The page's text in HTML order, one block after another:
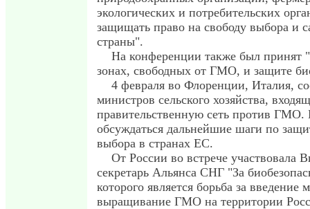
экологических и потребительских
защищать право на свободу выбора и
страны".
На конференции также был принят
зонах, свободных от ГМО, и защите
4 февраля во Флоренции, Италия,
министров сельского хозяйства,
правительственную сеть против ГМО.
обсуждаться дальнейшие шаги по
выбора в странах ЕС.
От России во встрече участвовала
секретарь Альянса СНГ "За
которого является борьба за введение
выращивание ГМО на территории